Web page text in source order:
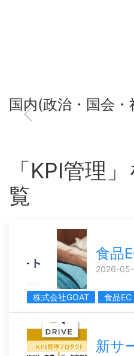
国内(政治・国会・
「KPI管理
覧
食品
2026-05-
株式会社GOAT 食品EC
新サ